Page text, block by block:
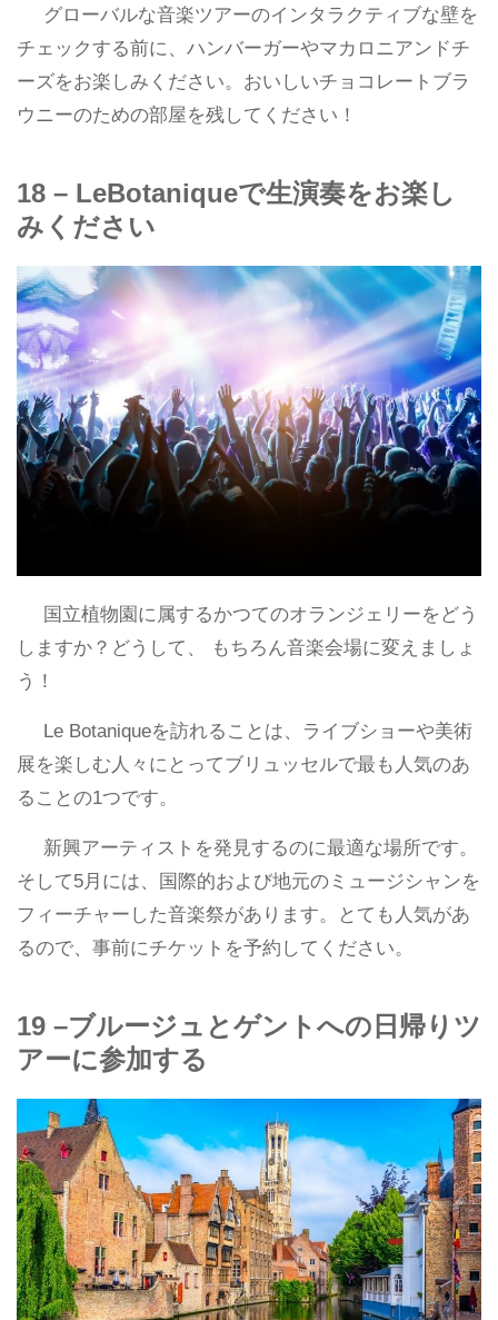
グローバルな音楽ツアーのインタラクティブな壁を
チェックする前に、ハンバーガーやマカロニアンドチ
ーズをお楽しみください。おいしいチョコレートブラ
ウニーのための部屋を残してください！
18 – LeBotaniqueで生演奏をお楽し
みください
国立植物園に属するかつてのオランジェリーをどう
しますか？どうして、 もちろん音楽会場に変えましょ
う！
Le Botaniqueを訪れることは、ライブショーや美術
展を楽しむ人々にとってブリュッセルで最も人気のあ
ることの1つです。
新興アーティストを発見するのに最適な場所です。
そして5月には、国際的および地元のミュージシャンを
フィーチャーした音楽祭があります。とても人気があ
るので、事前にチケットを予約してください。
19 –ブルージュとゲントへの日帰りツ
アーに参加する